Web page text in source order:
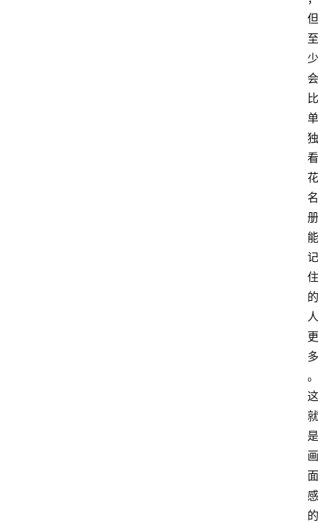
但
至
少
会
比
单
独
看
花
名
册
能
记
住
的
人
更
多
。
这
就
是
画
面
感
的